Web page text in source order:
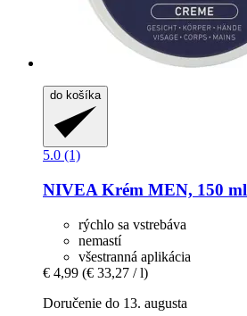
do košíka
5.0 (1)
NIVEA Krém MEN, 150 ml
rýchlo sa vstrebáva
nemastí
všestranná aplikácia
€ 4,99 (€ 33,27 / l)
Doručenie do 13. augusta